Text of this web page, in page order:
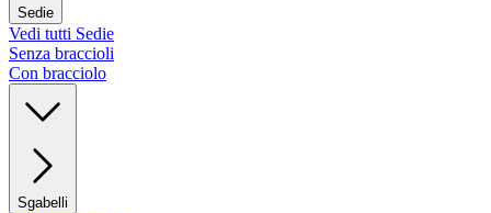
Sedie
Vedi tutti Sedie
Senza braccioli
Con bracciolo
Sgabelli